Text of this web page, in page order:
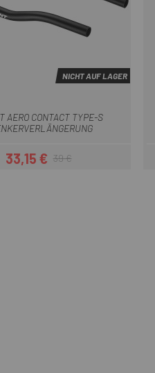
NICHT AUF LAGER
AERO CONTACT TYPE-S
Preis
33,15 €Regulärer Preis
39 €